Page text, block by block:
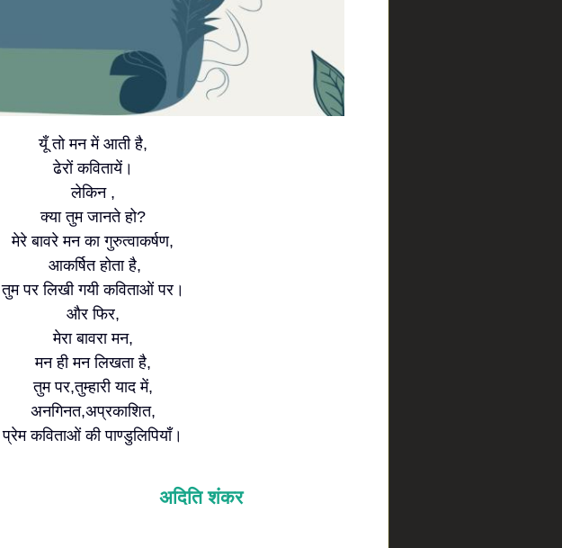
यूँ तो मन में आती है,
ढेरों कवितायें।
लेकिन ,
क्या तुम जानते हो?
मेरे बावरे मन का गुरुत्वाकर्षण,
आकर्षित होता है,
तुम पर लिखी गयी कविताओं पर।
और फिर,
मेरा बावरा मन,
मन ही मन लिखता है,
तुम पर,तुम्हारी याद में,
अनगिनत,अप्रकाशित,
प्रेम कविताओं की पाण्डुलिपियाँ।
अदिति शंकर